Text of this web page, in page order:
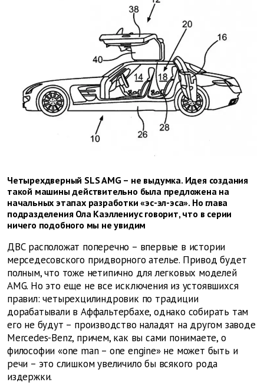
Четырехдверный SLS AMG – не выдумка. Идея создания
такой машины действительно была предложена на
начальных этапах разработки «эс-эл-эса». Но глава
подразделения Ола Каэллениус говорит, что в серии
ничего подобного мы не увидим
ДВС расположат поперечно – впервые в истории
мерседесовского придворного ателье. Привод будет
полным, что тоже нетипично для легковых моделей
AMG. Но это еще не все исключения из устоявшихся
правил: четырехцилиндровик по традиции
дорабатывали в Аффальтербахе, однако собирать там
его не будут – производство наладят на другом заводе
Mercedes-Benz, причем, как вы сами понимаете, о
философии «one man – one engine» не может быть и
речи – это слишком увеличило бы всякого рода
издержки.